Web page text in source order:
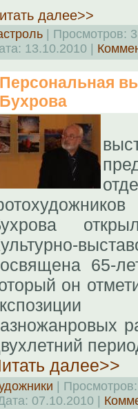
далее>>
| Просмотров:
13.10.2010 |
Персональная
Бухрова
65-
он
далее>>
|
Дата: 07.10.2010